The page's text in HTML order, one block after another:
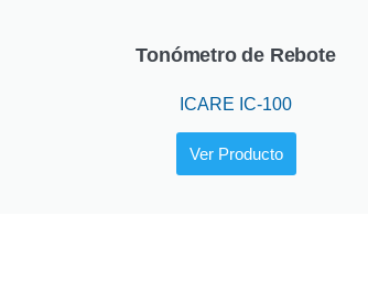
Tonómetro de Rebote
ICARE IC-100
Ver Producto